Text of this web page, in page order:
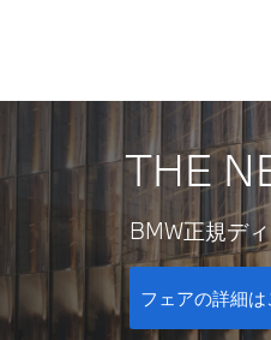
THE
BMW正規デ
フェアの詳細は